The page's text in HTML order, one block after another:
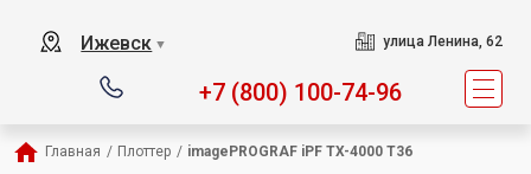
Ижевск ▼ улица Ленина, 62
+7 (800) 100-74-96
Главная / Плоттер / imagePROGRAF iPF TX-4000 T36